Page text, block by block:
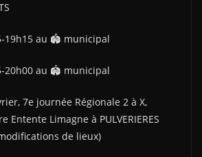
19h15 au 🏟 municipal
20h00 au 🏟 municipal
7e journée Régionale 2 à X,
Entente Limagne à PULVERIERES
de lieux)